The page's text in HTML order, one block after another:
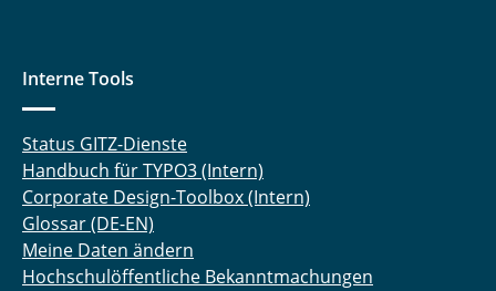
Interne Tools
Status GITZ-Dienste
Handbuch für TYPO3 (Intern)
Corporate Design-Toolbox (Intern)
Glossar (DE-EN)
Meine Daten ändern
Hochschulöffentliche Bekanntmachungen